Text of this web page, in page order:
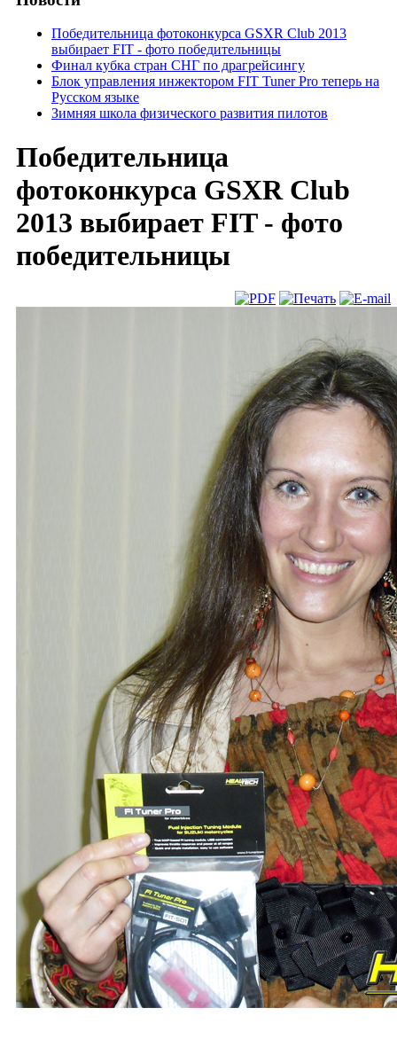
Победительница фотоконкурса GSXR Club 2013
выбирает FIT - фото победительницы
Финал кубка стран СНГ по драгрейсингу
Блок управления инжектором FIT Tuner Pro теперь на
Русском языке
Зимняя школа физического развития пилотов
Победительница
фотоконкурса GSXR Club
2013 выбирает FIT - фото
победительницы